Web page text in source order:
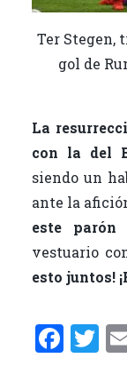
Ter Stegen,
gol de
La
con la del
siendo un
ante la
este parón
vestuario
esto juntos!
F T